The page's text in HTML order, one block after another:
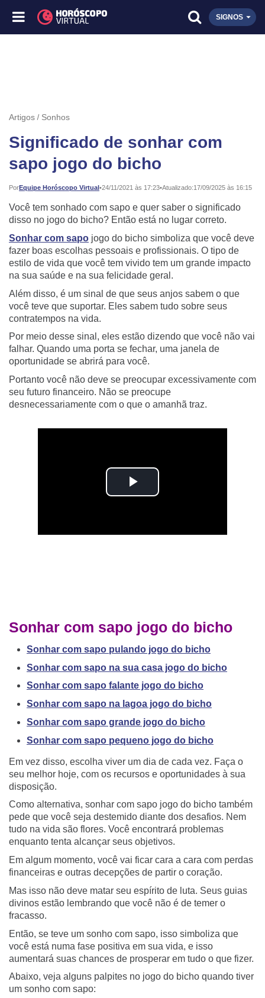
SIGNOS
Artigos Sonhos
Significado de sonhar com
sapo jogo do bicho
PorEquipe Horóscopo Virtual•
Publicado: 24/11/2021 às 17:23•Atualizado:17/09/2025 às 16:15
Você tem sonhado com sapo e quer saber o significado
disso no jogo do bicho? Então está no lugar correto.
Sonhar com sapo jogo do bicho simboliza que você deve
fazer boas escolhas pessoais e profissionais. O tipo de
estilo de vida que você tem vivido tem um grande impacto
na sua saúde e na sua felicidade geral.
Além disso, é um sinal de que seus anjos sabem o que
você teve que suportar. Eles sabem tudo sobre seus
contratempos na vida.
Por meio desse sinal, eles estão dizendo que você não vai
falhar. Quando uma porta se fechar, uma janela de
oportunidade se abrirá para você.
Portanto você não deve se preocupar excessivamente com
seu futuro financeiro. Não se preocupe
desnecessariamente com o que o amanhã traz.
Sonhar com sapo jogo do bicho
Sonhar com sapo pulando jogo do bicho
Sonhar com sapo na sua casa jogo do bicho
Sonhar com sapo falante jogo do bicho
Sonhar com sapo na lagoa jogo do bicho
Sonhar com sapo grande jogo do bicho
Sonhar com sapo pequeno jogo do bicho
Em vez disso, escolha viver um dia de cada vez. Faça o
seu melhor hoje, com os recursos e oportunidades à sua
disposição.
Como alternativa, sonhar com sapo jogo do bicho também
pede que você seja destemido diante dos desafios. Nem
tudo na vida são flores. Você encontrará problemas
enquanto tenta alcançar seus objetivos.
Em algum momento, você vai ficar cara a cara com perdas
financeiras e outras decepções de partir o coração.
Mas isso não deve matar seu espírito de luta. Seus guias
divinos estão lembrando que você não é de temer o
fracasso.
Então, se teve um sonho com sapo, isso simboliza que
você está numa fase positiva em sua vida, e isso
aumentará suas chances de prosperar em tudo o que fizer.
Abaixo, veja alguns palpites no jogo do bicho quando tiver
um sonho com sapo: